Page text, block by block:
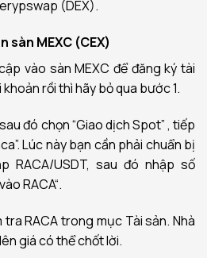
(DEX).
sàn MEXC (CEX)
vào sàn MEXC để đăng ký tài
rồi thì hãy bỏ qua bước 1.
đó chọn “Giao dịch Spot” , tiếp
Lúc này bạn cần phải chuẩn bị
RACA/USDT, sau đó nhập số
RACA“.
RACA trong mục Tài sản. Nhà
giá có thể chốt lời.